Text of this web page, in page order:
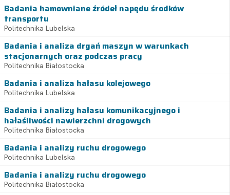
Badania hamowniane źródeł napędu środków
transportu
Politechnika Lubelska
Badania i analiza drgań maszyn w warunkach
stacjonarnych oraz podczas pracy
Politechnika Białostocka
Badania i analiza hałasu kolejowego
Politechnika Lubelska
Badania i analizy hałasu komunikacyjnego i
hałaśliwości nawierzchni drogowych
Politechnika Białostocka
Badania i analizy ruchu drogowego
Politechnika Lubelska
Badania i analizy ruchu drogowego
Politechnika Białostocka